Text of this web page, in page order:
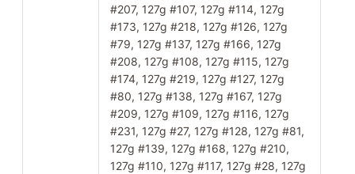
#207, 127g #107, 127g #114, 127g
#173, 127g #218, 127g #126, 127g
#79, 127g #137, 127g #166, 127g
#208, 127g #108, 127g #115, 127g
#174, 127g #219, 127g #127, 127g
#80, 127g #138, 127g #167, 127g
#209, 127g #109, 127g #116, 127g
#231, 127g #27, 127g #128, 127g #81,
127g #139, 127g #168, 127g #210,
127g #110, 127g #117, 127g #28, 127g